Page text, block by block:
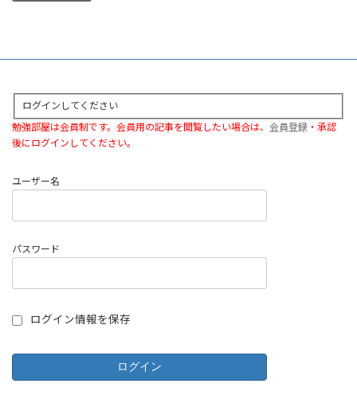
ログインしてください
勉強部屋は会員制です。会員用の記事を閲覧したい場合は、 会員登録 ・承認
後にログインしてください。
ユーザー名
パスワード
ログイン情報を保存